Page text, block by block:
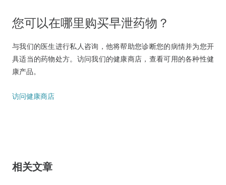
您可以在哪里购买早泄药物？
与我们的医生进行私人咨询，他将帮助您诊断您的病情并为您开
具适当的药物处方。访问我们的健康商店，查看可用的各种性健
康产品。
访问健康商店
相关文章